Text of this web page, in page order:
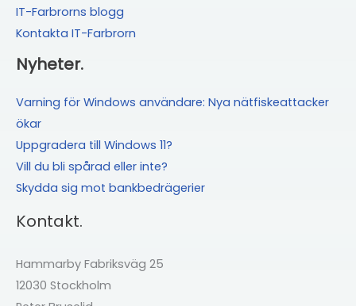
IT-Farbrorns blogg
Kontakta IT-Farbrorn
Nyheter.
Varning för Windows användare: Nya nätfiskeattacker
ökar
Uppgradera till Windows 11?
Vill du bli spårad eller inte?
Skydda sig mot bankbedrägerier
Kontakt.
Hammarby Fabriksväg 25
12030 Stockholm